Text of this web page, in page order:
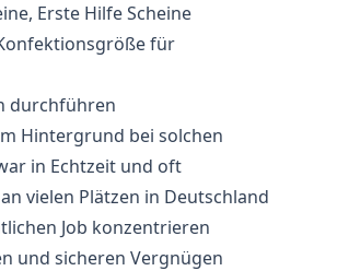
Erste Hilfe Scheine
für
durchführen
Hintergrund bei solchen
in Echtzeit und oft
vielen Plätzen in Deutschland
Job konzentrieren
und sicheren Vergnügen